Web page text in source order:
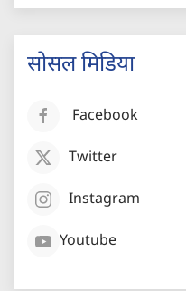
सोसल मिडिया
Facebook
Twitter
Instagram
Youtube